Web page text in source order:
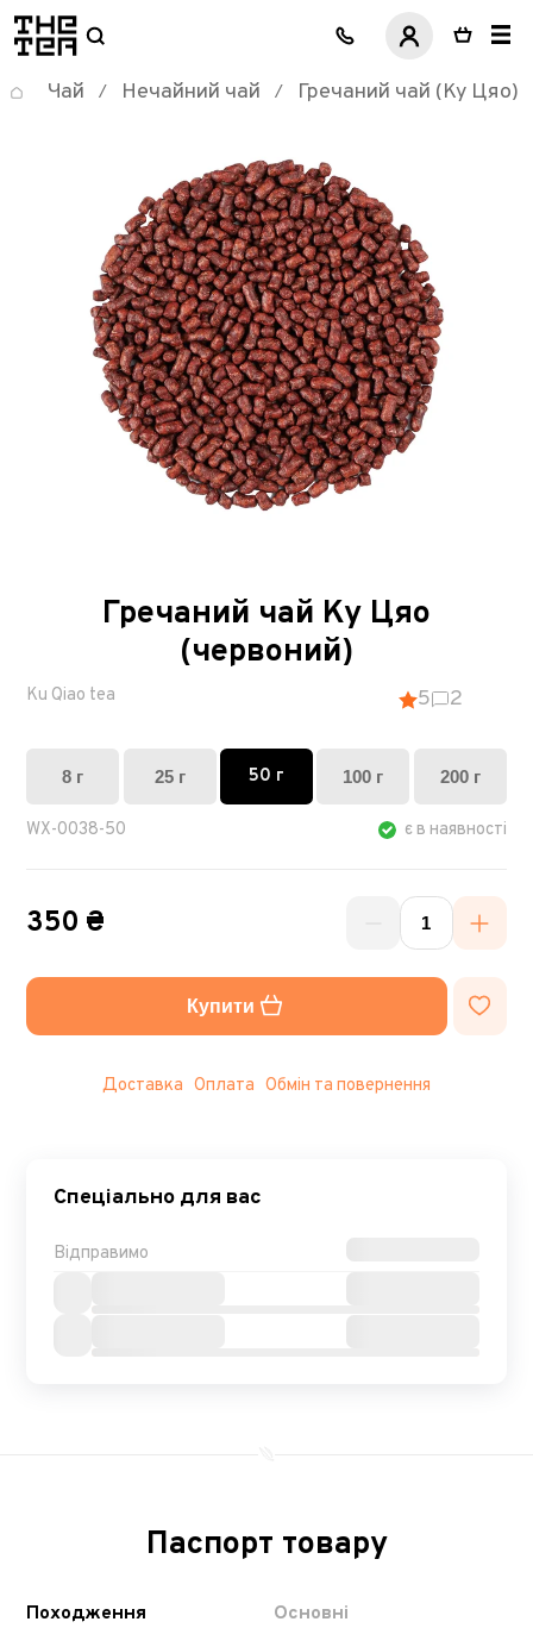
логотип
Чай / Нечайний чай / Гречаний чай (Ку Цяо)
Гречаний чай Ку Цяо
(червоний)
Ku Qiao tea 5 2
8 г 25 г 50 г 100 г 200 г
WX-0038-50 є в наявності
350 ₴
Купити
Доставка Оплата Обмін та повернення
Спеціально для вас
Відправимо
Паспорт товару
Походження Основні